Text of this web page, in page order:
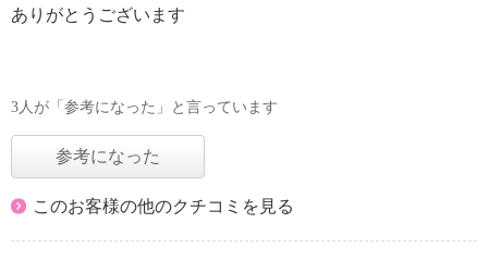
ありがとうございます
3人が「参考になった」と言っています
参考になった
このお客様の他のクチコミを見る